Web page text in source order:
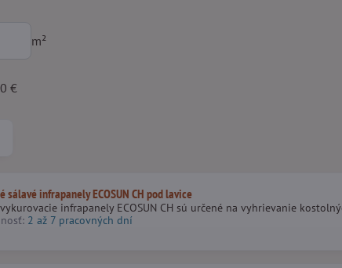
m²
0 €
sálavé infrapanely ECOSUN CH pod lavice
infrapanely ECOSUN CH sú určené na vyhrievanie
2 až 7 pracovných dní